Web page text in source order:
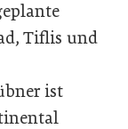
Tiflis und
ist